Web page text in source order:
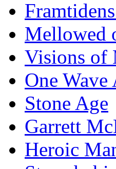
Mellowed
Visions of
One
Stone Age
Garrett
Heroic